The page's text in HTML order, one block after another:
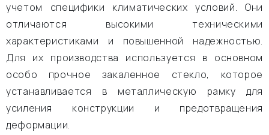
учетом специфики климатических условий. Они
отличаются высокими техническими
характеристиками и повышенной надежностью.
Для их производства используется в основном
особо прочное закаленное стекло, которое
устанавливается в металлическую рамку для
усиления конструкции и предотвращения
деформации.